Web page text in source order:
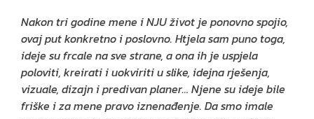
Nakon tri godine mene i NJU život je ponovno spojio,
ovaj put konkretno i poslovno. Htjela sam puno toga,
ideje su frcale na sve strane, a ona ih je uspjela
poloviti, kreirati i uokviriti u slike, idejna rješenja,
vizuale, dizajn i predivan planer… Njene su ideje bile
friške i za mene pravo iznenađenje. Da smo imale